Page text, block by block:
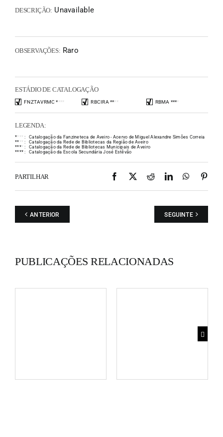
DESCRIÇÃO: Unavailable
OBSERVAÇÕES: Raro
ESTÁDIO DE CATALOGAÇÃO
FNZTAVRMC **** RBCIRA **** RBMA ****
LEGENDA:
** * * :
Catalogação da Fanzineteca de Aveiro - Acervo de Miguel Alexandre Simões Correia
** * * :
Catalogação da Rede de Bibliotecas da Região de Aveiro
**** :
Catalogação da Rede de Bibliotecas Municipais de Aveiro
**** : Catalogação da Escola Secundária José Estêvão
PARTILHAR Facebook
X RedditLinkedIn
ANTERIOR SEGUINTE
PUBLICAÇÕES RELACIONADAS